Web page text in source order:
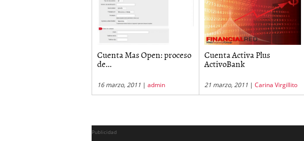
Cuenta Mas Open: proceso
de...
16 marzo, 2011 | admin
Cuenta Activa Plus
ActivoBank
21 marzo, 2011 | Carina Virgillito
Publicidad